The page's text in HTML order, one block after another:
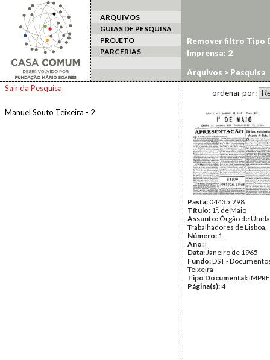
ARQUIVOS
GUIAS DE PESQUISA
PROJETO
PARCERIAS
Arquivos > Pesquisa
Sair da Pesquisa
Manuel Souto Teixeira - 2
Remover filtro Tipo
Imprensa: 2
ordenar por:
Pasta:04435.298
Título: 1º. de Maio
Assunto: Órgão de
Trabalhadores de Lisboa.
Número: 1
Ano:I
Data:Janeiro de 1965
Fundo:DST -
Teixeira
Tipo Documental:
Página(s):4